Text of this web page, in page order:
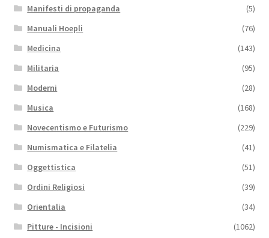
Manifesti di propaganda
(5)
Manuali Hoepli
(76)
Medicina
(143)
Militaria
(95)
Moderni
(28)
Musica
(168)
Novecentismo e Futurismo
(229)
Numismatica e Filatelia
(41)
Oggettistica
(51)
Ordini Religiosi
(39)
Orientalia
(34)
Pitture - Incisioni
(1062)